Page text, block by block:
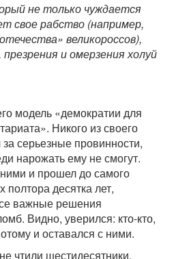
не только чуждается
свое рабство (например,
великороссов),
и омерзения холуй
модель «демократии для
Никого из своего
серьезные провинности,
нарожать ему не смогут.
и прошел до самого
полтора десятка лет,
важные решения
Видно, уверился: кто-кто,
и оставался с ними.
чтили шестидесятники.